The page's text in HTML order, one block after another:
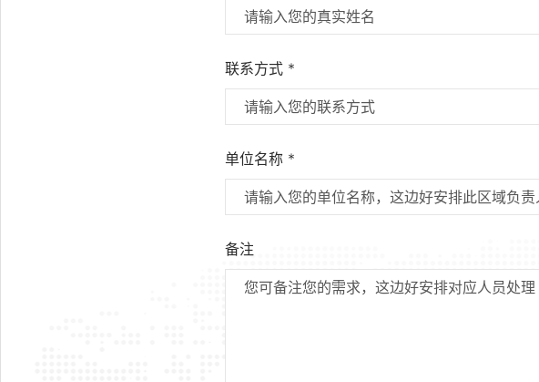
联系方式 *
单位名称 *
备注